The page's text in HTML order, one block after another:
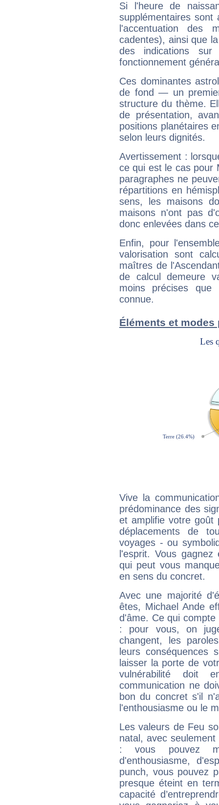
Si l'heure de
supplémentaires sont
l'accentuation des
cadentes), ainsi que
des indications sur
fonctionnement
Ces dominantes
de fond — un
structure du thème.
de présentation,
positions planétaires
selon leurs dignités.
Avertissement :
ce qui est le cas pour
paragraphes ne
répartitions en
sens, les maisons
maisons n'ont pas
donc enlevées dans
Enfin, pour
valorisation sont
maîtres de
de calcul demeure
moins précises que
connue.
Éléments et modes
Vive la
prédominance des
et amplifie votre goût
déplacements de
voyages - ou
l'esprit. Vous
qui peut vous
en sens du concret.
Avec une majorité
êtes, Michael Ande
d'âme. Ce qui
: pour vous, on
changent, les
leurs conséquences
laisser la porte de
vulnérabilité doit
communication ne
bon du concret s'il
l'enthousiasme ou le
Les valeurs de Feu
natal, avec
: vous pouvez
d'enthousiasme,
punch, vous pouvez
presque éteint en
capacité